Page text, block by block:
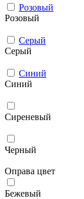
Розовый
Розовый
Серый
Серый
Синий
Синий
Сиреневый
Черный
Оправа цвет
Бежевый